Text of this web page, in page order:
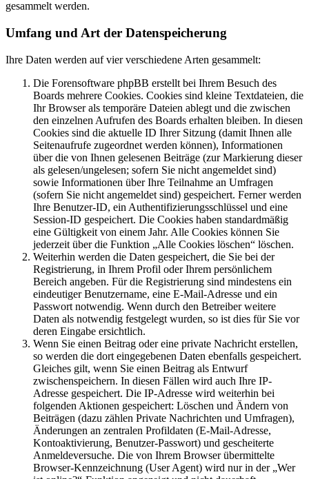
gesammelt werden.
Umfang und Art der Datenspeicherung
Ihre Daten werden auf vier verschiedene Arten gesammelt:
Die Forensoftware phpBB erstellt bei Ihrem Besuch des
Boards mehrere Cookies. Cookies sind kleine Textdateien, die
Ihr Browser als temporäre Dateien ablegt und die zwischen
den einzelnen Aufrufen des Boards erhalten bleiben. In diesen
Cookies sind die aktuelle ID Ihrer Sitzung (damit Ihnen alle
Seitenaufrufe zugeordnet werden können), Informationen
über die von Ihnen gelesenen Beiträge (zur Markierung dieser
als gelesen/ungelesen; sofern Sie nicht angemeldet sind)
sowie Informationen über Ihre Teilnahme an Umfragen
(sofern Sie nicht angemeldet sind) gespeichert. Ferner werden
Ihre Benutzer-ID, ein Authentifizierungsschlüssel und eine
Session-ID gespeichert. Die Cookies haben standardmäßig
eine Gültigkeit von einem Jahr. Alle Cookies können Sie
jederzeit über die Funktion „Alle Cookies löschen“ löschen.
Weiterhin werden die Daten gespeichert, die Sie bei der
Registrierung, in Ihrem Profil oder Ihrem persönlichem
Bereich angeben. Für die Registrierung sind mindestens ein
eindeutiger Benutzername, eine E-Mail-Adresse und ein
Passwort notwendig. Wenn durch den Betreiber weitere
Daten als notwendig festgelegt wurden, so ist dies für Sie vor
deren Eingabe ersichtlich.
Wenn Sie einen Beitrag oder eine private Nachricht erstellen,
so werden die dort eingegebenen Daten ebenfalls gespeichert.
Gleiches gilt, wenn Sie einen Beitrag als Entwurf
zwischenspeichern. In diesen Fällen wird auch Ihre IP-
Adresse gespeichert. Die IP-Adresse wird weiterhin bei
folgenden Aktionen gespeichert: Löschen und Ändern von
Beiträgen (dazu zählen Private Nachrichten und Umfragen),
Änderungen an zentralen Profildaten (E-Mail-Adresse,
Kontoaktivierung, Benutzer-Passwort) und gescheiterte
Anmeldeversuche. Die von Ihrem Browser übermittelte
Browser-Kennzeichnung (User Agent) wird nur in der „Wer